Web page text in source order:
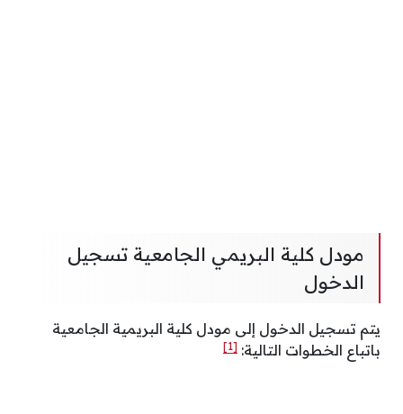
مودل كلية البريمي الجامعية تسجيل
الدخول
يتم تسجيل الدخول إلى مودل كلية البريمية الجامعية
باتباع الخطوات التالية: [1]